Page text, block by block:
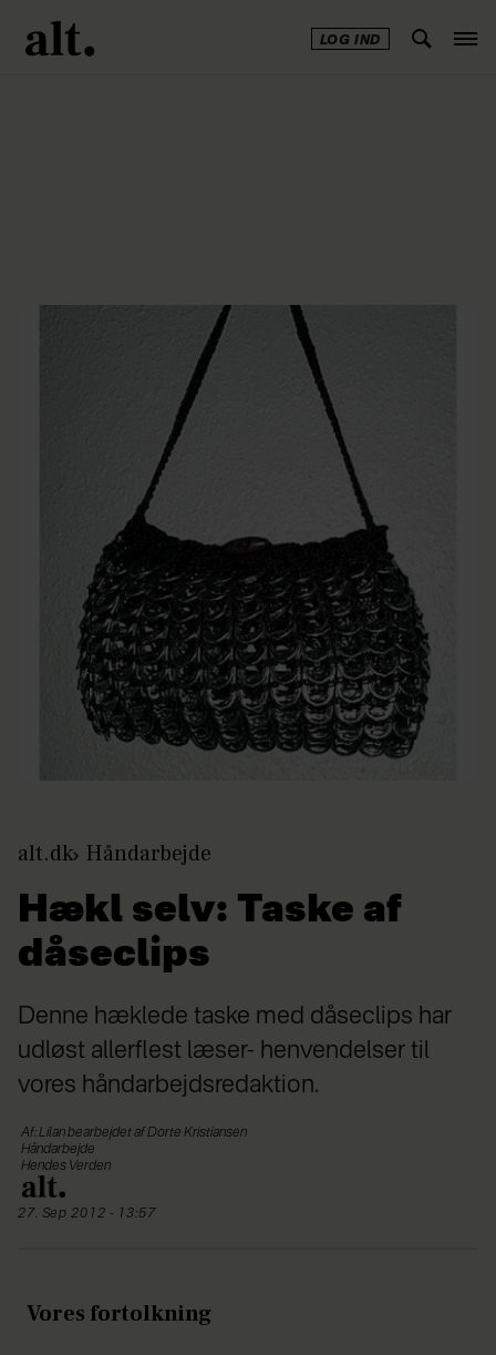
LOG IND
alt.dk Håndarbejde
Hækl selv: Taske af
dåseclips
Denne hæklede taske med dåseclips har
udløst allerflest læser- henvendelser til
vores håndarbejdsredaktion.
Af: Lilan bearbejdet af Dorte Kristiansen
Håndarbejde
Hendes Verden
27. Sep 2012 - 13:57
Vores fortolkning